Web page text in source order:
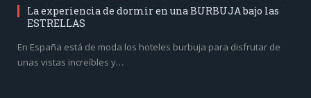
La experiencia de dormir en una BURBUJA bajo las
ESTRELLAS
En España está de moda los hoteles burbuja para disfrutar de
unas vistas increíbles y…